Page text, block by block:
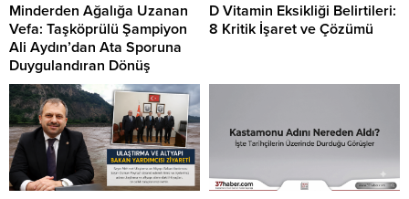
Minderden Ağalığa Uzanan
Vefa: Taşköprülü Şampiyon
Ali Aydın’dan Ata Sporuna
Duygulandıran Dönüş
D Vitamin Eksikliği Belirtileri:
8 Kritik İşaret ve Çözümü